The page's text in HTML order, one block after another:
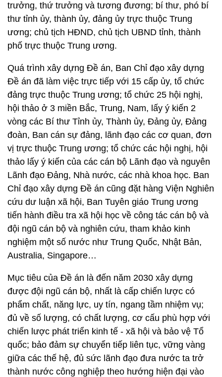
trưởng, thứ trưởng và tương đương; bí thư, phó bí
thư tỉnh ủy, thành ủy, đảng ủy trực thuộc Trung
ương; chủ tịch HĐND, chủ tịch UBND tỉnh, thành
phố trực thuộc Trung ương.
Quá trình xây dựng Đề án, Ban Chỉ đạo xây dựng
Đề án đã làm việc trực tiếp với 15 cấp ủy, tổ chức
đảng trực thuộc Trung ương; tổ chức 25 hội nghị,
hội thảo ở 3 miền Bắc, Trung, Nam, lấy ý kiến 2
vòng các Bí thư Tỉnh ủy, Thành ủy, Đảng ủy, Đảng
đoàn, Ban cán sự đảng, lãnh đạo các cơ quan, đơn
vị trực thuộc Trung ương; tổ chức các hội nghị, hội
thảo lấy ý kiến của các cán bộ Lãnh đạo và nguyên
Lãnh đạo Đảng, Nhà nước, các nhà khoa học. Ban
Chỉ đạo xây dựng Đề án cũng đặt hàng Viện Nghiên
cứu dư luận xã hội, Ban Tuyên giáo Trung ương
tiến hành điều tra xã hội học về công tác cán bộ và
đội ngũ cán bộ và nghiên cứu, tham khảo kinh
nghiệm một số nước như Trung Quốc, Nhật Bản,
Australia, Singapore…
Mục tiêu của Đề án là đến năm 2030 xây dựng
được đội ngũ cán bộ, nhất là cấp chiến lược có
phẩm chất, năng lực, uy tín, ngang tầm nhiệm vụ;
đủ về số lượng, có chất lượng, cơ cấu phù hợp với
chiến lược phát triển kinh tế - xã hội và bảo vệ Tổ
quốc; bảo đảm sự chuyển tiếp liên tục, vững vàng
giữa các thế hệ, đủ sức lãnh đạo đưa nước ta trở
thành nước công nghiệp theo hướng hiện đại vào